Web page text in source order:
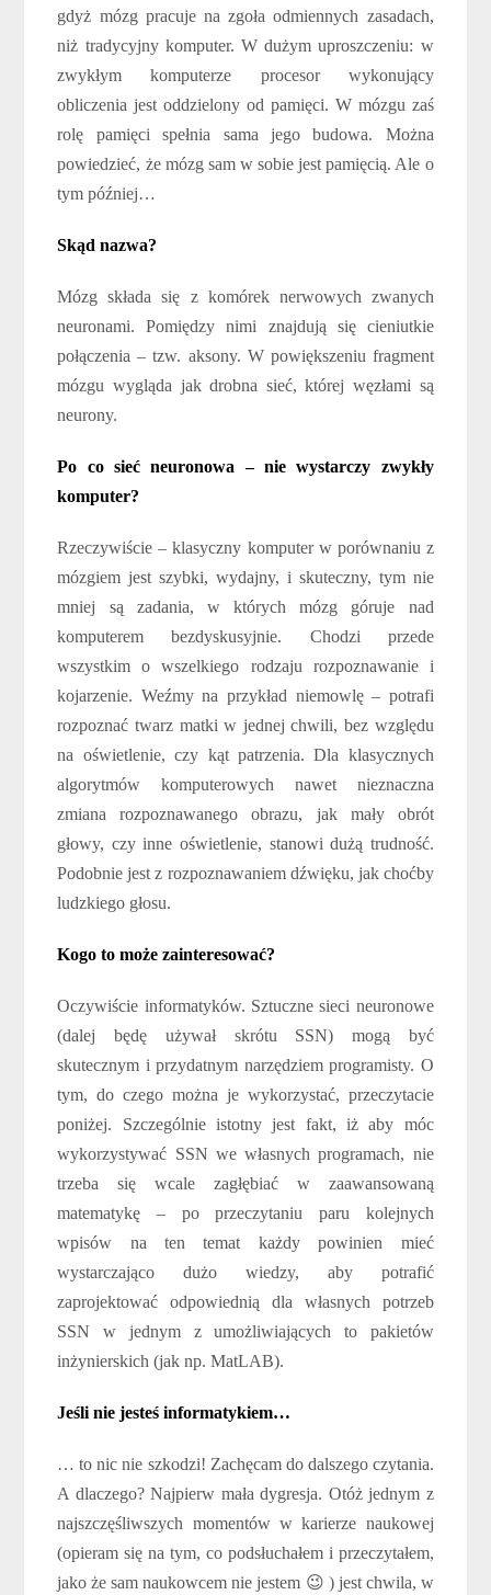
gdyż mózg pracuje na zgoła odmiennych zasadach,
niż tradycyjny komputer. W dużym uproszczeniu: w
zwykłym komputerze procesor wykonujący
obliczenia jest oddzielony od pamięci. W mózgu zaś
rolę pamięci spełnia sama jego budowa. Można
powiedzieć, że mózg sam w sobie jest pamięcią. Ale o
tym później…
Skąd nazwa?
Mózg składa się z komórek nerwowych zwanych
neuronami. Pomiędzy nimi znajdują się cieniutkie
połączenia – tzw. aksony. W powiększeniu fragment
mózgu wygląda jak drobna sieć, której węzłami są
neurony.
Po co sieć neuronowa – nie wystarczy zwykły
komputer?
Rzeczywiście – klasyczny komputer w porównaniu z
mózgiem jest szybki, wydajny, i skuteczny, tym nie
mniej są zadania, w których mózg góruje nad
komputerem bezdyskusyjnie. Chodzi przede
wszystkim o wszelkiego rodzaju rozpoznawanie i
kojarzenie. Weźmy na przykład niemowlę – potrafi
rozpoznać twarz matki w jednej chwili, bez względu
na oświetlenie, czy kąt patrzenia. Dla klasycznych
algorytmów komputerowych nawet nieznaczna
zmiana rozpoznawanego obrazu, jak mały obrót
głowy, czy inne oświetlenie, stanowi dużą trudność.
Podobnie jest z rozpoznawaniem dźwięku, jak choćby
ludzkiego głosu.
Kogo to może zainteresować?
Oczywiście informatyków. Sztuczne sieci neuronowe
(dalej będę używał skrótu SSN) mogą być
skutecznym i przydatnym narzędziem programisty. O
tym, do czego można je wykorzystać, przeczytacie
poniżej. Szczególnie istotny jest fakt, iż aby móc
wykorzystywać SSN we własnych programach, nie
trzeba się wcale zagłębiać w zaawansowaną
matematykę – po przeczytaniu paru kolejnych
wpisów na ten temat każdy powinien mieć
wystarczająco dużo wiedzy, aby potrafić
zaprojektować odpowiednią dla własnych potrzeb
SSN w jednym z umożliwiających to pakietów
inżynierskich (jak np. MatLAB).
Jeśli nie jesteś informatykiem…
… to nic nie szkodzi! Zachęcam do dalszego czytania.
A dlaczego? Najpierw mała dygresja. Otóż jednym z
najszczęśliwszych momentów w karierze naukowej
(opieram się na tym, co podsłuchałem i przeczytałem,
jako że sam naukowcem nie jestem 😉 ) jest chwila, w